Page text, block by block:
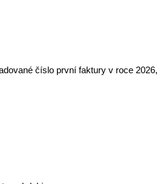
číslo první faktury v roce 2026,